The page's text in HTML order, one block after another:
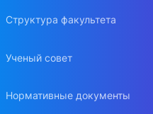
Структура факультета
Ученый совет
Нормативные документы